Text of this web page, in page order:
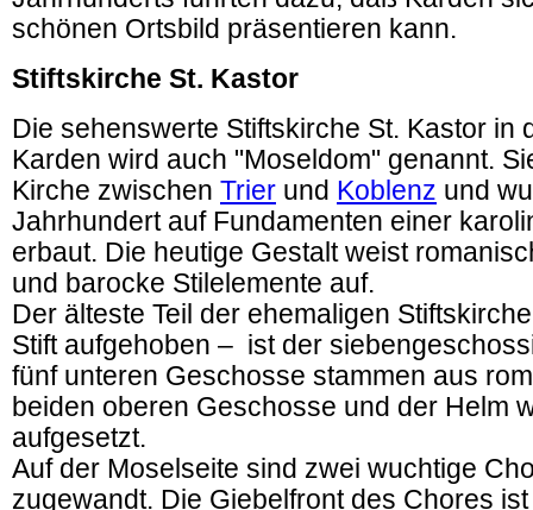
schönen Ortsbild präsentieren kann.
Stiftskirche St. Kastor
Die sehenswerte Stiftskirche St. Kastor in
Karden wird auch "Moseldom" genannt.
Kirche zwischen Trier und Koblenz und
Jahrhundert auf Fundamenten einer
erbaut. Die heutige Gestalt weist
und barocke Stilelemente auf.
Der älteste Teil der ehemaligen
Stift aufgehoben – ist der
fünf unteren Geschosse stammen aus
beiden oberen Geschosse und der Helm
aufgesetzt.
Auf der Moselseite sind zwei wuchtige
zugewandt. Die Giebelfront des Chores